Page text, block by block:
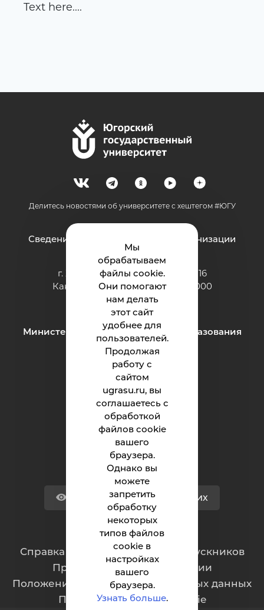
Мы
обрабатываем
файлы cookie.
Они помогают
нам делать
этот сайт
удобнее для
пользователей.
Продолжая
работу с
сайтом
ugrasu.ru, вы
соглашаетесь с
обработкой
файлов cookie
вашего
браузера.
Однако вы
можете
запретить
обработку
некоторых
типов файлов
cookie в
настройках
вашего
браузера.
Узнать больше.
Text here....
Делитесь новостями об университете с хештегом #ЮГУ
Сведения об образовательной организации
г. Ханты-Мансийск, ул. Чехова, 16
Канцелярия: тел.: +7 (3467) 377-000
e-mail:ugrasu@ugrasu.ru
Министерство науки и высшего образования
Российской Федерации
Университет
Поступающему
Студенту
Сотруднику
Версия для слабовидящих
Обращения граждан
Cправка для отчисленных и выпускников
Противодействие коррупции
Положение о защите персональных данных
Политика обработки cookie